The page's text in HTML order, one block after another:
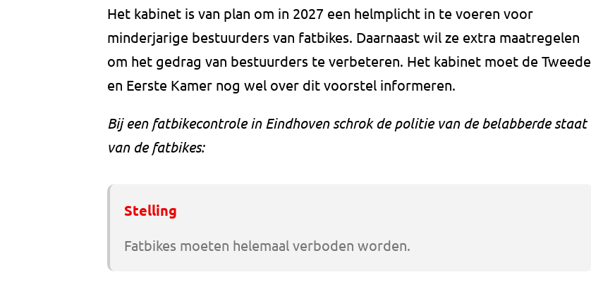
Het kabinet is van plan om in 2027 een helmplicht in te voeren voor
minderjarige bestuurders van fatbikes. Daarnaast wil ze extra maatregelen
om het gedrag van bestuurders te verbeteren. Het kabinet moet de Tweede
en Eerste Kamer nog wel over dit voorstel informeren.
Bij een fatbikecontrole in Eindhoven schrok de politie van de belabberde staat
van de fatbikes:
Stelling
Fatbikes moeten helemaal verboden worden.